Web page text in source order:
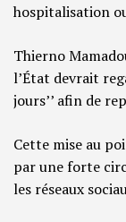
hospitalisation
Thierno
l’État devrait
jours’’ afin de
Cette mise au
par une forte
les réseaux